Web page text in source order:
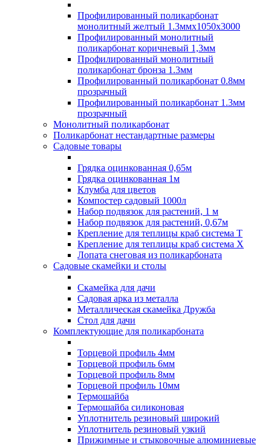
Профилированный поликарбонат
монолитный желтый 1.3ммх1050х3000
Профилированный монолитный
поликарбонат коричневый 1,3мм
Профилированный монолитный
поликарбонат бронза 1.3мм
Профилированный поликарбонат 0.8мм
прозрачный
Профилированный поликарбонат 1.3мм
прозрачный
Монолитный поликарбонат
Поликарбонат нестандартные размеры
Садовые товары
Грядка оцинкованная 0,65м
Грядка оцинкованная 1м
Клумба для цветов
Компостер садовый 1000л
Набор подвязок для растений, 1 м
Набор подвязок для растений, 0,67м
Крепление для теплицы краб система Т
Крепление для теплицы краб система Х
Лопата снеговая из поликарбоната
Садовые скамейки и столы
Скамейка для дачи
Садовая арка из металла
Металлическая скамейка Дружба
Стол для дачи
Комплектующие для поликарбоната
Торцевой профиль 4мм
Торцевой профиль 6мм
Торцевой профиль 8мм
Торцевой профиль 10мм
Термошайба
Термошайба силиконовая
Уплотнитель резиновый широкий
Уплотнитель резиновый узкий
Прижимные и стыковочные алюминиевые